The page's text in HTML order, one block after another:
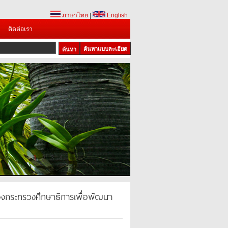
ภาษาไทย
English
ติดต่อเรา
ค้นหาแบบละเอียด
1 2 3 4
กระทรวงศึกษาธิการเพื่อพัฒนา